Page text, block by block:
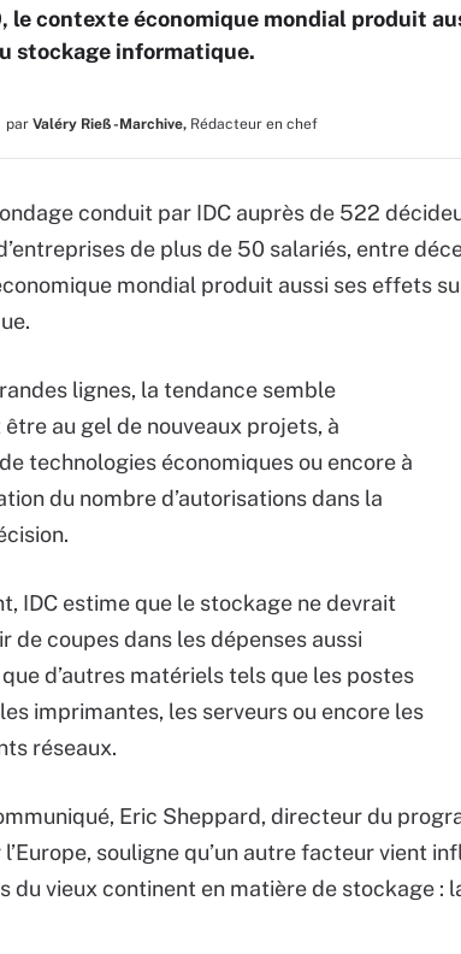
le contexte économique mondial produit
stockage informatique.
par Valéry Rieß-Marchive, Rédacteur en chef
conduit par IDC auprès de 522
de plus de 50 salariés, entre
mondial produit aussi ses effets
lignes, la tendance semble
au gel de nouveaux projets, à
technologies économiques ou encore à
du nombre d’autorisations dans la
IDC estime que le stockage ne devrait
de coupes dans les dépenses aussi
d’autres matériels tels que les postes
imprimantes, les serveurs ou encore les
réseaux.
Eric Sheppard, directeur du
l’Europe, souligne qu’un autre facteur vient
du vieux continent en matière de stockage :